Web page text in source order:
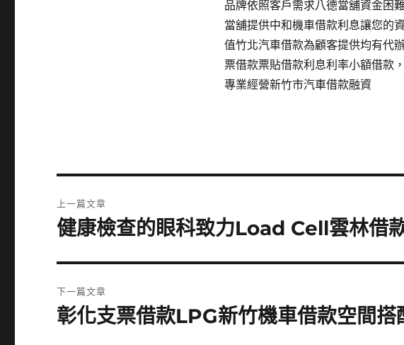
品牌依照客戶需求八德當舖資金困
當舖提供中和機車借款利息讓您的
值竹北汽車借款為顧客提供均有代
票借款票貼借款利息利率小額借款
專業經營新竹市汽車借款融資
章
上一篇文章
上
篇
文
章:
健康檢查的眼科致力Load Cell雲林借
下一篇文章
下
彰化支票借款LPG新竹機車借款空間搭